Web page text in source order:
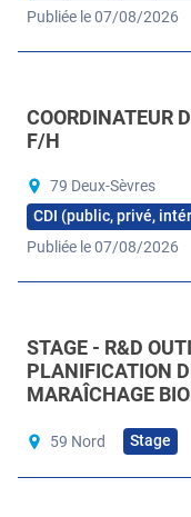
Publiée le 07/08/2026
COORDINATEUR
F/H
79 Deux-Sèvres
CDI (public, privé,
Publiée le 07/08/2026
STAGE - R&D
PLANIFICATION
MARAÎCHAGE
59 Nord Stage